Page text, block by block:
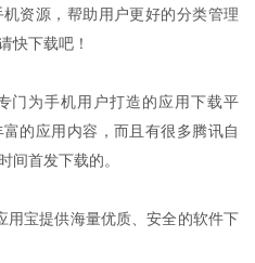
资源，帮助用户更好的分类管理
快下载吧！
为手机用户打造的应用下载平
的应用内容，而且有很多腾讯自
首发下载的。
用宝提供海量优质、安全的软件下